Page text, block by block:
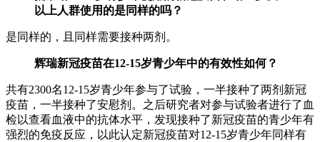
以上人群使用的是同样的吗？
是同样的，且同样需要接种两剂。
辉瑞新冠疫苗在12-15岁青少年中的有效性如何？
共有2300名12-15岁青少年参与了试验，一半接种了两剂新冠
疫苗，一半接种了安慰剂。之后研究者对参与试验者进行了血
检以查看血液中的抗体水平，发现接种了新冠疫苗的青少年有
强烈的免疫反应，以此认定新冠疫苗对12-15岁青少年同样有